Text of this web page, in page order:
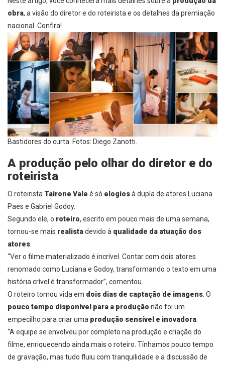
obra, a visão do diretor e do roteirista e os detalhes da premiação
nacional. Confira!
Bastidores do curta. Fotos: Diego Zanotti.
A produção pelo olhar do diretor e do
roteirista
O roteirista Tairone Vale é só elogiosà dupla de atores Luciana
Paes e Gabriel Godoy.
Segundo ele, o roteiro, escrito em pouco mais de uma semana,
tornou-se mais realistadevido à qualidade da atuação dos
atores.
“Ver o filme materializado é incrível. Contar com dois atores
renomado como Luciana e Godoy, transformando o texto em uma
história crível é transformador”, comentou.
O roteiro tomou vida em dois dias de captação de imagens. O
pouco tempo disponível para a produção não foi um
empecilho para criar uma produção sensível e inovadora.
“A equipe se envolveu por completo na produção e criação do
filme, enriquecendo ainda mais o roteiro. Tínhamos pouco tempo
de gravação, mas tudo fluiu com tranquilidade e a discussão de